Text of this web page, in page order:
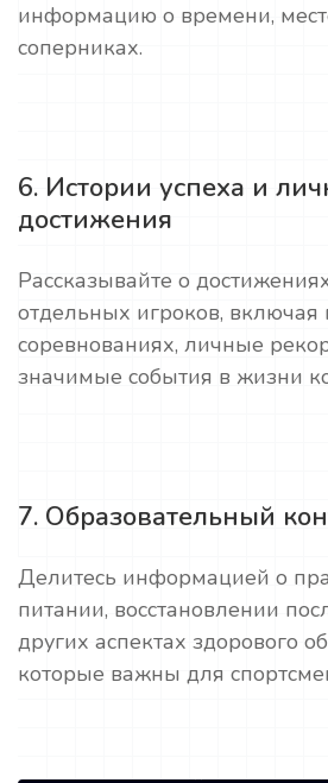
информацию о времени,
соперниках.
6. Истории успеха и
достижения
Рассказывайте о
отдельных игроков, включая
соревнованиях, личные
значимые события в жизни
7. Образовательный
Делитесь информацией о
питании, восстановлении
других аспектах здорового
которые важны для